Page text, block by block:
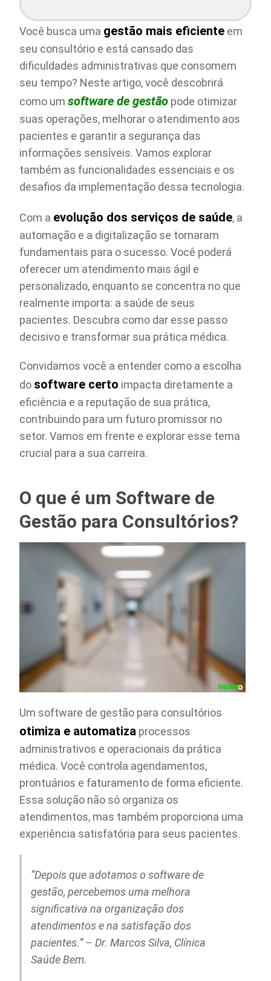
Você busca uma gestão mais eficiente em
seu consultório e está cansado das
dificuldades administrativas que consomem
seu tempo? Neste artigo, você descobrirá
como umsoftware de gestão pode otimizar
suas operações, melhorar o atendimento aos
pacientes e garantir a segurança das
informações sensíveis. Vamos explorar
também as funcionalidades essenciais e os
desafios da implementação dessa tecnologia.
Com a evolução dos serviços de saúde, a
automação e a digitalização se tornaram
fundamentais para o sucesso. Você poderá
oferecer um atendimento mais ágil e
personalizado, enquanto se concentra no que
realmente importa: a saúde de seus
pacientes. Descubra como dar esse passo
decisivo e transformar sua prática médica.
Convidamos você a entender como a escolha
do software certo impacta diretamente a
eficiência e a reputação de sua prática,
contribuindo para um futuro promissor no
setor. Vamos em frente e explorar esse tema
crucial para a sua carreira.
O que é um Software de
Gestão para Consultórios?
Um software de gestão para consultórios
otimiza e automatiza processos
administrativos e operacionais da prática
médica. Você controla agendamentos,
prontuários e faturamento de forma eficiente.
Essa solução não só organiza os
atendimentos, mas também proporciona uma
experiência satisfatória para seus pacientes.
“Depois que adotamos o software de
gestão, percebemos uma melhora
significativa na organização dos
atendimentos e na satisfação dos
pacientes.” – Dr. Marcos Silva, Clínica
Saúde Bem.